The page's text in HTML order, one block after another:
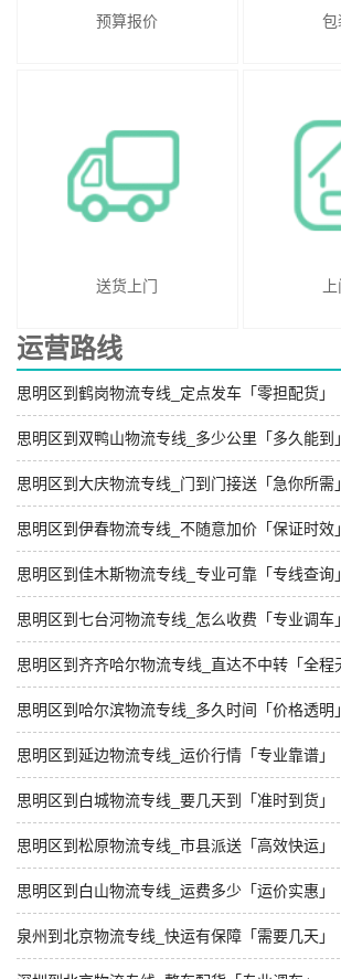
预算报价 包
送货上门
运营路线
思明区到鹤岗物流专线_定点发车「零担配货」
思明区到双鸭山物流专线_多少公里「多久能到」
思明区到大庆物流专线_门到门接送「急你所需」
思明区到伊春物流专线_不随意加价「保证时效」
思明区到佳木斯物流专线_专业可靠「专线查询」
思明区到七台河物流专线_怎么收费「专业调车」
思明区到齐齐哈尔物流专线_直达不中转「全程
思明区到哈尔滨物流专线_多久时间「价格透明」
思明区到延边物流专线_运价行情「专业靠谱」
思明区到白城物流专线_要几天到「准时到货」
思明区到松原物流专线_市县派送「高效快运」
思明区到白山物流专线_运费多少「运价实惠」
泉州到北京物流专线_快运有保障「需要几天」